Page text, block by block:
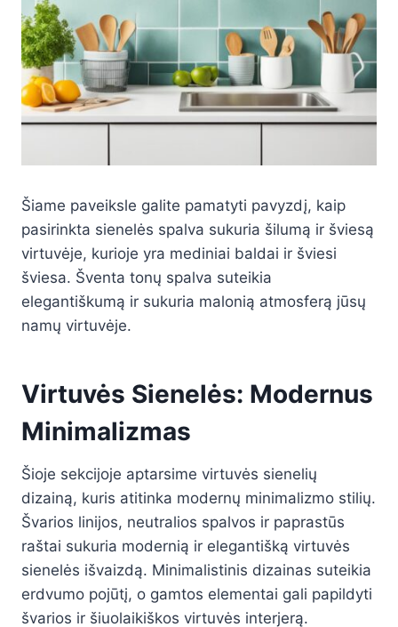
Šiame paveiksle galite pamatyti pavyzdį, kaip
pasirinkta sienelės spalva sukuria šilumą ir šviesą
virtuvėje, kurioje yra mediniai baldai ir šviesi
šviesa. Šventa tonų spalva suteikia
elegantiškumą ir sukuria malonią atmosferą jūsų
namų virtuvėje.
Virtuvės Sienelės: Modernus
Minimalizmas
Šioje sekcijoje aptarsime virtuvės sienelių
dizainą, kuris atitinka modernų minimalizmo stilių.
Švarios linijos, neutralios spalvos ir paprastūs
raštai sukuria modernią ir elegantišką virtuvės
sienelės išvaizdą. Minimalistinis dizainas suteikia
erdvumo pojūtį, o gamtos elementai gali papildyti
švarios ir šiuolaikiškos virtuvės interjerą.